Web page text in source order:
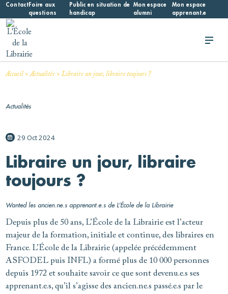
Skip
content
ContactFoire aux
questions
Public en situation de
handicap
Mon espace
alumni
Mon espace
apprenant.e
Accueil>Actualités >Libraire un jour, libraire toujours ?
Actualités
29 Oct 2024
Libraire un jour, libraire
toujours ?
Wanted les ancien.ne.s apprenant.e.s de L’École de la Librairie
Depuis plus de 50 ans, L’École de la Librairie est l’acteur
majeur de la formation, initiale et continue, des libraires en
France. L’École de la Librairie (appelée précédemment
ASFODEL puis INFL) a formé plus de 10 000 personnes
depuis 1972 et souhaite savoir ce que sont devenu.e.s ses
apprenant.e.s, qu’il s’agisse des ancien.ne.s passé.e.s par le